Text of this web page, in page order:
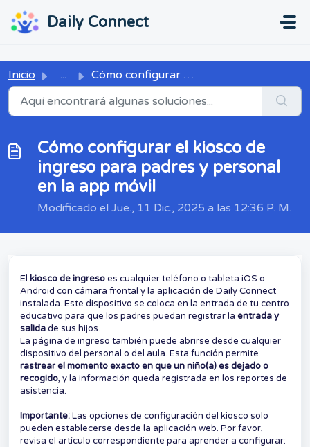
Daily Connect
Inicio ... Cómo configurar el kiosco de ingreso para padres y person...
Cómo configurar el kiosco de
ingreso para padres y personal
en la app móvil
Modificado el Jue., 11 Dic., 2025 a las 12:36 P. M.
El kiosco de ingresoes cualquier teléfono o tableta iOS o
Android con cámara frontal y la aplicación de Daily Connect
instalada. Este dispositivo se coloca en la entrada de tu centro
educativo para que los padres puedan registrar la entrada y
salidade sus hijos.
La página de ingreso también puede abrirse desde cualquier
dispositivo del personal o del aula. Esta función permite
rastrear el momento exacto en que un niño(a) es dejado o
recogido, y la información queda registrada en los reportes de
asistencia.
Importante:Las opciones de configuración del kiosco solo
pueden establecerse desde la aplicación web. Por favor,
revisa el artículo correspondiente para aprender a configurar: